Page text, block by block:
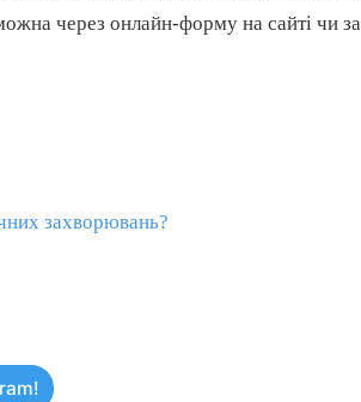
через онлайн-форму на сайті чи за
захворювань?